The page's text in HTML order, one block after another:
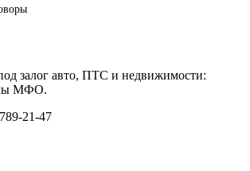
залог авто, ПТС и недвижимости:
МФО.
21-47